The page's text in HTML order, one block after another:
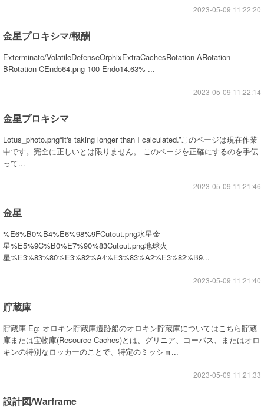
2023-05-09 11:22:20
金星プロキシマ/報酬
Exterminate/VolatileDefenseOrphixExtraCachesRotation ARotation
BRotation CEndo64.png 100 Endo14.63% ...
2023-05-09 11:22:14
金星プロキシマ
Lotus_photo.png“It's taking longer than I calculated.”このページは現在作業
中です。完全に正しいとは限りません。 このページを正確にするのを手伝
って...
2023-05-09 11:21:46
金星
%E6%B0%B4%E6%98%9FCutout.png水星金
星%E5%9C%B0%E7%90%83Cutout.png地球火
星%E3%83%80%E3%82%A4%E3%83%A2%E3%82%B9...
2023-05-09 11:21:40
貯蔵庫
貯蔵庫 Eg: オロキン貯蔵庫遺跡船のオロキン貯蔵庫についてはこちら貯蔵
庫または宝物庫(Resource Caches)とは、グリニア、コーパス、またはオロ
キンの特別なロッカーのことで、特定のミッショ...
2023-05-09 11:21:33
設計図/Warframe